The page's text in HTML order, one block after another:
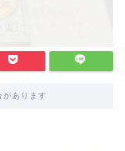
があります